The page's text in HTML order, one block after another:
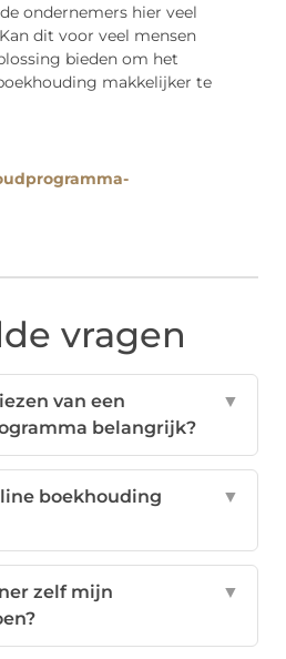
ondernemers hier veel
dit voor veel mensen
bieden om het
makkelijker te
vragen
van een
belangrijk?
▼
boekhouding
▼
zelf mijn
▼